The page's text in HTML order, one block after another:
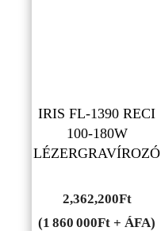
IRIS FL-1390 RECI
100-180W
LÉZERGRAVÍROZÓ
2,362,200Ft
(1 860 000Ft + ÁFA)